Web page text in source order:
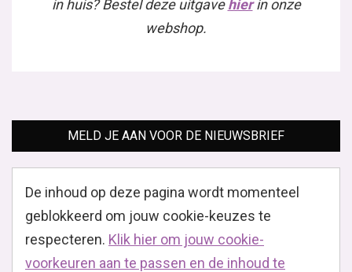
in huis? Bestel deze uitgavehierin onze
webshop.
MELD JE AAN VOOR DE NIEUWSBRIEF
De inhoud op deze pagina wordt momenteel
geblokkeerd om jouw cookie-keuzes te
respecteren. Klik hier om jouw cookie-
voorkeuren aan te passen en de inhoud te